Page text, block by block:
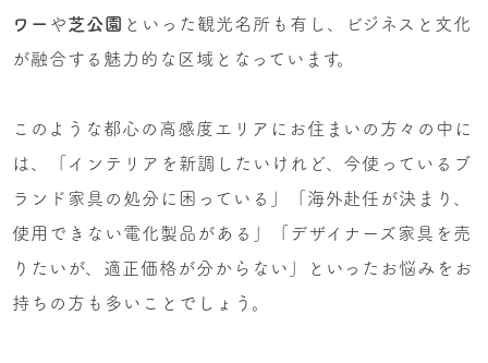
ワー や芝公園 といった観光名所も有し、ビジネスと文化
が融合する魅力的な区域となっています。
このような都心の高感度エリアにお住まいの方々の中に
は、「インテリアを新調したいけれど、今使っているブ
ランド家具の処分に困っている」「海外赴任が決まり、
使用できない電化製品がある」「デザイナーズ家具を売
りたいが、適正価格が分からない」といったお悩みをお
持ちの方も多いことでしょう。